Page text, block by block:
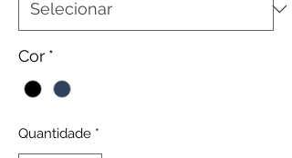
Cor *
Quantidade *